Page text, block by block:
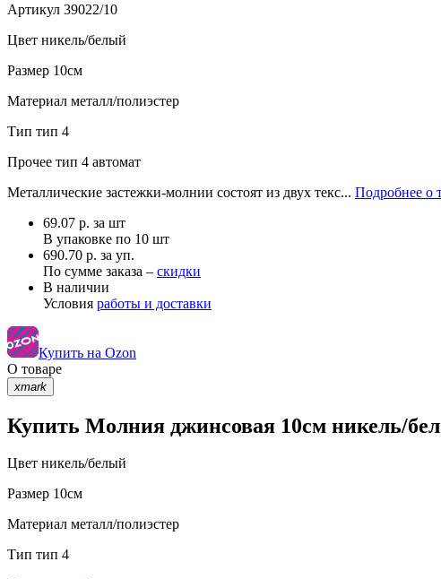
Артикул 39022/10
Цвет никель/белый
Размер 10см
Материал металл/полиэстер
Тип тип 4
Прочее тип 4 автомат
Металлические застежки-молнии состоят из двух текс... Подробнее о
69.07 р. за шт
В упаковке по 10 шт
690.70 р. за уп.
По сумме заказа – скидки
В наличии
Условия работы и доставки
Купить на Ozon
О товаре
xmark
Купить Молния джинсовая 10см никель/
Цвет никель/белый
Размер 10см
Материал металл/полиэстер
Тип тип 4